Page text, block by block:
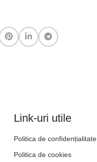
Link-uri utile
Politica de confidențialitate
Politica de cookies